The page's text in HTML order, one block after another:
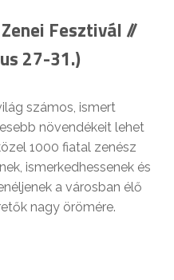
Fesztivál //
27-31.)
számos, ismert
növendékeit lehet
1000 fiatal zenész
ismerkedhessenek és
a városban élő
nagy örömére.